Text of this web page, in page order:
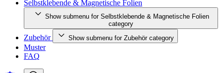
Selbstklebende & Magnetische Folien
Show submenu for Selbstklebende & Magnetische Folien
category
Zubehör Show submenu for Zubehör category
Muster
FAQ